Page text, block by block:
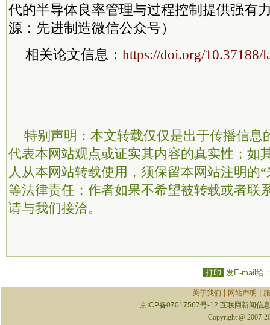
代的半导体良率管理与过程控制提供强有
源：先进制造微信公众号）
相关论文信息： https://doi.org/10.37188/
特别声明：本文转载仅仅是出于传播信息
代表本网站观点或证实其内容的真实性；如
人从本网站转载使用，须保留本网站注明的
等法律责任；作者如果不希望被转载或者联
请与我们接洽。
打印 发E-mail给
关于我们 网站声明
京ICP备07017567号-12 互联网新闻信
Copyright @ 2007-